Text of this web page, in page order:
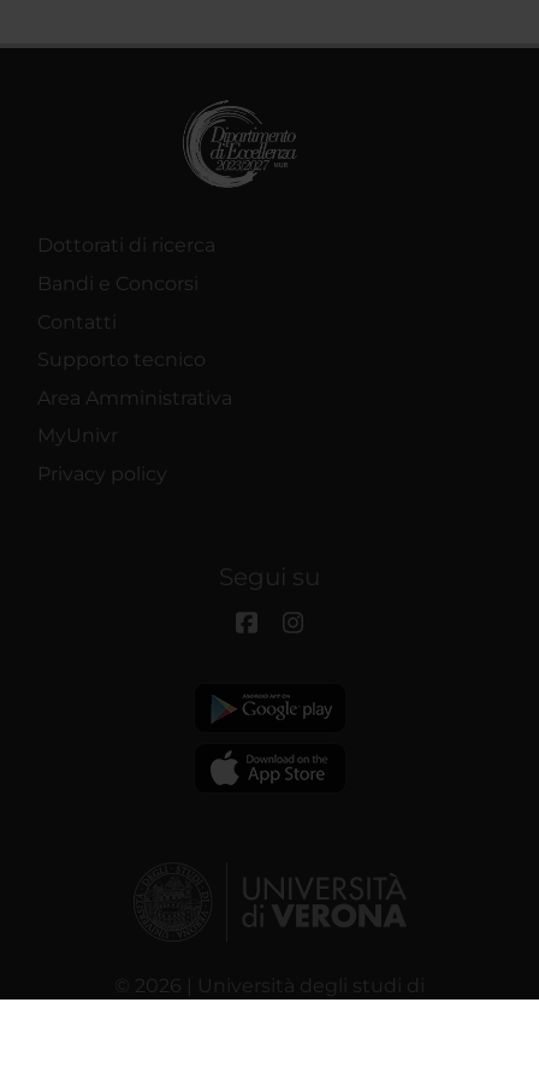
Dottorati di ricerca
Bandi e Concorsi
Contatti
Supporto tecnico
Area Amministrativa
MyUnivr
Privacy policy
Segui su
© 2026 | Università degli studi di